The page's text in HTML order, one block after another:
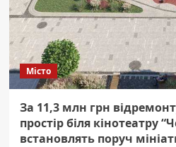
служб
Місто
За 11,3 млн грн
простір біля кінотеатру
встановлять поруч